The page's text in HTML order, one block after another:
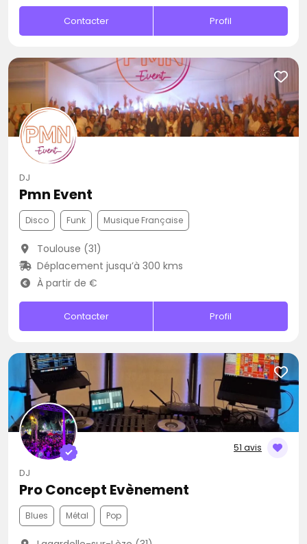
Contacter Profil
DJ
Pmn Event
Disco Funk Musique Française
Toulouse (31)
Déplacement jusqu’à 300 kms
À partir de €
Contacter Profil
51 avis
DJ
Pro Concept Evènement
Blues Métal Pop